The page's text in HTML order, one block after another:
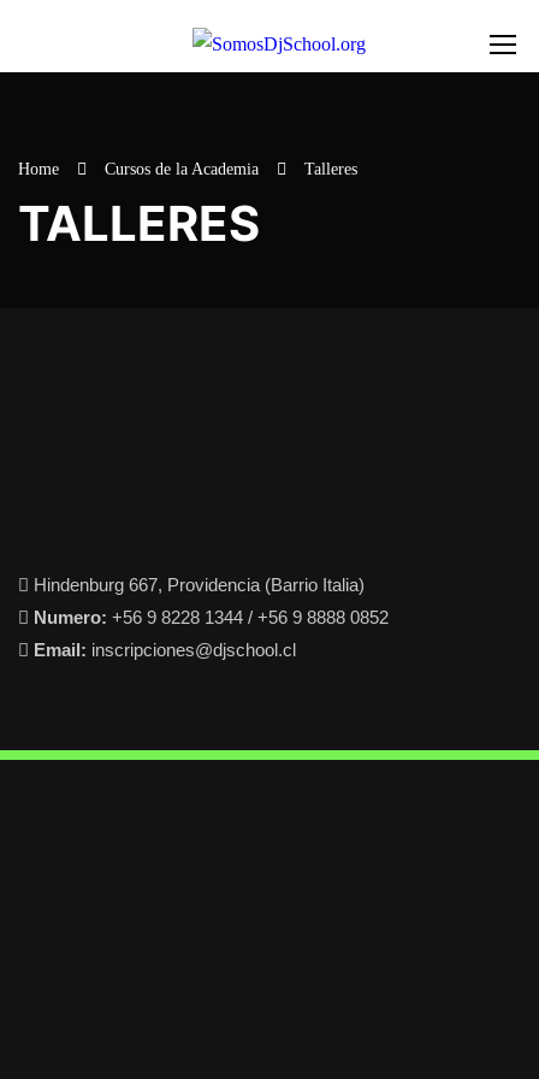
Home Cursos de la Academia Talleres
TALLERES
Hindenburg 667, Providencia (Barrio Italia)
Numero: +56 9 8228 1344 / +56 9 8888 0852
Email: inscripciones@djschool.cl